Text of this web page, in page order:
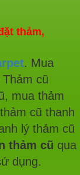
thảm,
. Mua
Thảm cũ
mua thảm
cũ thanh
lý thảm cũ
thảm cũ qua
dụng.